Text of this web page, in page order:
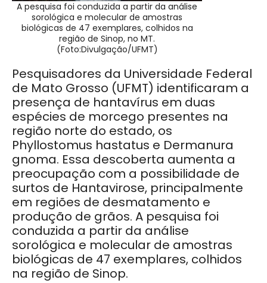
A pesquisa foi conduzida a partir da análise
sorológica e molecular de amostras
biológicas de 47 exemplares, colhidos na
região de Sinop, no MT.
(Foto:Divulgação/UFMT)
Pesquisadores da Universidade Federal
de Mato Grosso (UFMT) identificaram a
presença de hantavírus em duas
espécies de morcego presentes na
região norte do estado, os
Phyllostomus hastatus e Dermanura
gnoma. Essa descoberta aumenta a
preocupação com a possibilidade de
surtos de Hantavirose, principalmente
em regiões de desmatamento e
produção de grãos. A pesquisa foi
conduzida a partir da análise
sorológica e molecular de amostras
biológicas de 47 exemplares, colhidos
na região de Sinop.